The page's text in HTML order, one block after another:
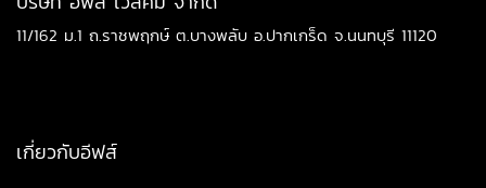
11/162 ม.1 ถ.ราชพฤกษ์ ต.บางพลับ อ.ปากเกร็ด จ.นนทบุรี 11120
เกี่ยวกับอีฟส์